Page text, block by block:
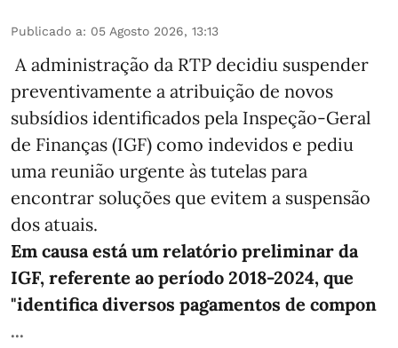
Publicado a: 05 Agosto 2026, 13:13
A administração da RTP decidiu suspender
preventivamente a atribuição de novos
subsídios identificados pela Inspeção-Geral
de Finanças (IGF) como indevidos e pediu
uma reunião urgente às tutelas para
encontrar soluções que evitem a suspensão
dos atuais.
Em causa está um relatório preliminar da
IGF, referente ao período 2018-2024, que
"identifica diversos pagamentos de compon
...